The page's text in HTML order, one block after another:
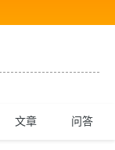
文章 问答